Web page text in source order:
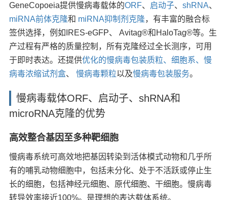
GeneCopoeia提供慢病毒载体的ORF、 启动子、shRNA、
miRNA前体克隆和 miRNA抑制剂克隆，有丰富的融合标
签供选择，例如IRES-eGFP、 Avitag®和HaloTag®等。生
产过程有严格的质量控制，所有克隆经过全长测序，可用
于即时表达。还提供优化的慢病毒包装质粒、细胞系、慢
病毒浓缩试剂盒、慢病毒颗粒以及慢病毒包装服务。
慢病毒载体ORF、启动子、shRNA和
microRNA克隆的优势
高效整合基因至多种靶细胞
慢病毒系统可高效地把基因转染到活体模式动物和几乎所
有的哺乳动物细胞中，包括未分化、处于不活跃或停止生
长的细胞，包括神经元细胞、原代细胞、干细胞。慢病毒
转导效率接近100%。是理想的表达载体系统。